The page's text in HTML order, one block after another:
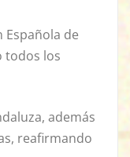
de
todos los
además
reafirmando